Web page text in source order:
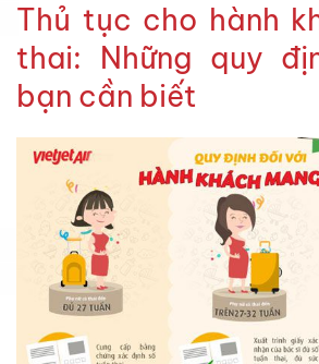
Thủ tục cho hành
thai: Những quy
bạn cần biết